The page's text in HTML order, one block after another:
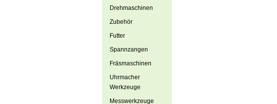
Drehmaschinen
Zubehör
Futter
Spannzangen
Fräsmaschinen
Uhrmacher
Werkzeuge
Messwerkzeuge